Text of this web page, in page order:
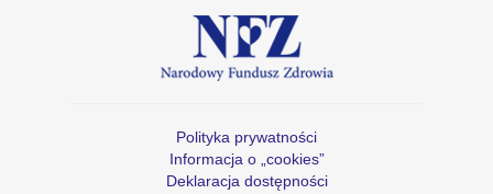
Polityka prywatności
Informacja o „cookies”
Deklaracja dostępności